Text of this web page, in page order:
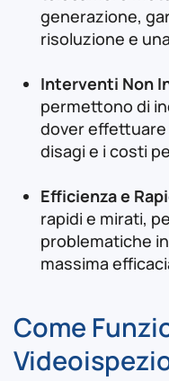
generazione,
risoluzione e
Interventi Non
permettono di
dover effettuare
disagi e i costi
Efficienza e
rapidi e mirati,
problematiche
massima
Come